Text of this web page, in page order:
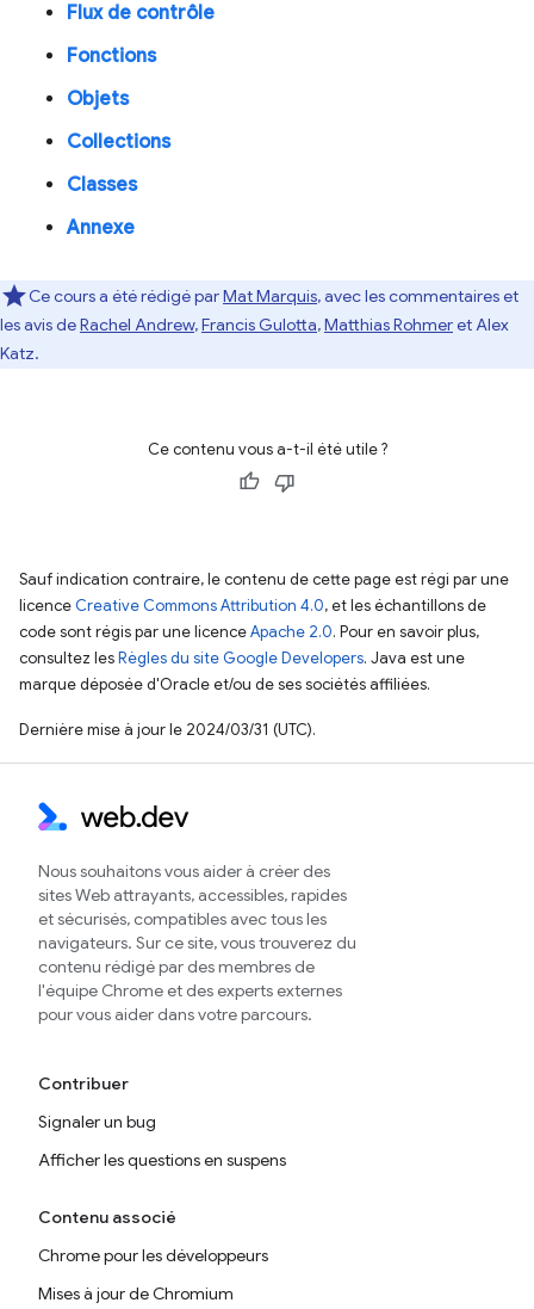
Flux de contrôle
Fonctions
Objets
Collections
Classes
Annexe
Ce cours a été rédigé parMat Marquis, avec les commentaires et
les avis deRachel Andrew,Francis Gulotta,Matthias Rohmeret Alex
Katz.
Ce contenu vous a-t-il été utile ?
Sauf indication contraire, le contenu de cette page est régi par une
licence Creative Commons Attribution 4.0, et les échantillons de
code sont régis par une licenceApache 2.0. Pour en savoir plus,
consultez lesRègles du site Google Developers. Java est une
marque déposée d'Oracle et/ou de ses sociétés affiliées.
Dernière mise à jour le 2024/03/31 (UTC).
Nous souhaitons vous aider à créer des
sites Web attrayants, accessibles, rapides
et sécurisés, compatibles avec tous les
navigateurs. Sur ce site, vous trouverez du
contenu rédigé par des membres de
l'équipe Chrome et des experts externes
pour vous aider dans votre parcours.
Contribuer
Signaler un bug
Afficher les questions en suspens
Contenu associé
Chrome pour les développeurs
Mises à jour de Chromium